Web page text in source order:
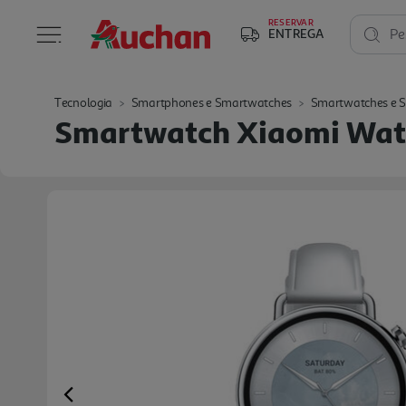
RESERVAR
ENTREGA
Tecnologia Smartphones e Smartwatches Smartwatches e
Smartwatch Xiaomi